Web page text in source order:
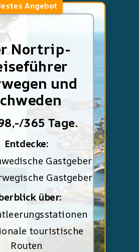
Angebot
Nortrip-
und
365 Tage.
Entdecke:
Gastgeber
Gastgeber
über:
touristische
Routen